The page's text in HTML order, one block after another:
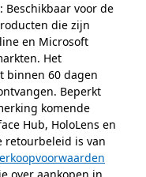
voor de
die zijn
en Microsoft
Het
binnen 60 dagen
Beperkt
komende
Hub, HoloLens en
retourbeleid is van